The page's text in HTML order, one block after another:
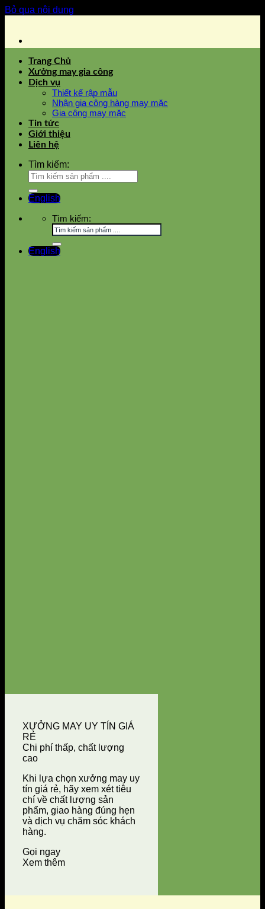
Bỏ qua nội dung
Trang Chủ
Xưởng may gia công
Dịch vụ
Thiết kế rập mẫu
Nhận gia công hàng may mặc
Gia công may mặc
Tin tức
Giới thiệu
Liên hệ
Tìm kiếm:
English
Tìm kiếm:
English
XƯỞNG MAY UY TÍN GIÁ
RẺ
Chi phí thấp, chất lượng
cao
Khi lựa chọn xưởng may uy
tín giá rẻ, hãy xem xét tiêu
chí về chất lượng sản
phẩm, giao hàng đúng hẹn
và dịch vụ chăm sóc khách
hàng.
Gọi ngay
Xem thêm